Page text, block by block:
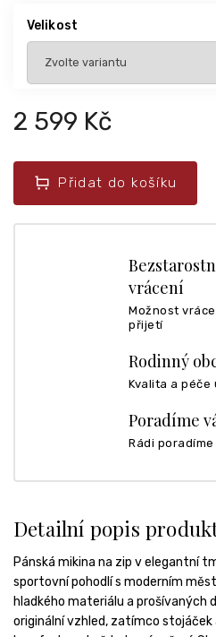
2 599 Kč
Velikost
Přidat do košíku
vrácení
Možnost
přijetí
Rodinný
Kvalita a péče
Poradíme
Rádi
Detailní popis
Pánská mikina na zip v elegantní
sportovní pohodlí s moderním
hladkého materiálu a prošívaných
originální vzhled, zatímco